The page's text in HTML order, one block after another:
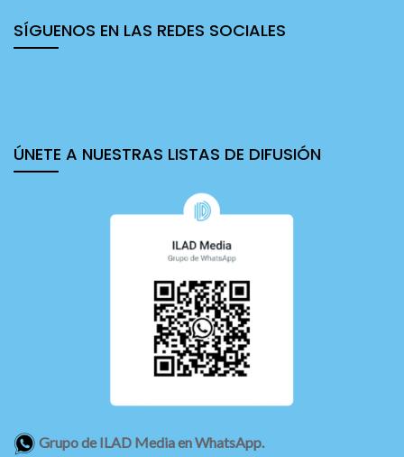
SÍGUENOS EN LAS REDES SOCIALES
ÚNETE A NUESTRAS LISTAS DE DIFUSIÓN
Grupo de ILAD Media en WhatsApp.